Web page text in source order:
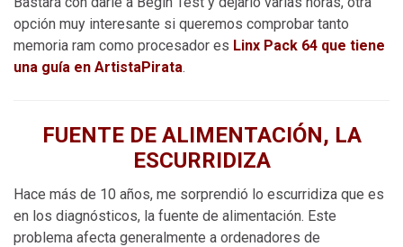
opción muy interesante si queremos comprobar tanto
memoria ram como procesador es Linx Pack 64 que tiene
una guía en ArtistaPirata.
FUENTE DE ALIMENTACIÓN, LA
ESCURRIDIZA
Hace más de 10 años, me sorprendió lo escurridiza que es
en los diagnósticos, la fuente de alimentación. Este
problema afecta generalmente a ordenadores de